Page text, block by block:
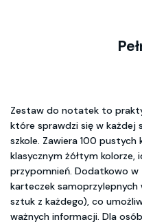
Zestaw do notatek to
które sprawdzi się w każdej
szkole. Zawiera 100
klasycznym żółtym
przypomnień. Dodatkowo w
karteczek
sztuk z każdego), co
ważnych informacji. Dla